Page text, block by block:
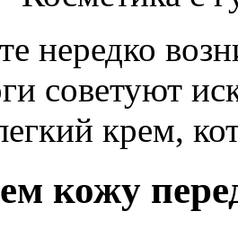
нередко
советуют
крем,
кожу